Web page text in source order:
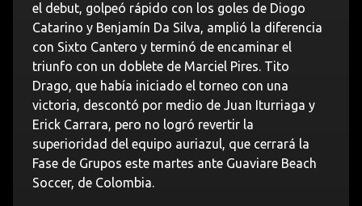
el debut, golpeó rápido con los goles de Diogo
Catarino y Benjamín Da Silva, amplió la diferencia
con Sixto Cantero y terminó de encaminar el
triunfo con un doblete de Marciel Pires. Tito
Drago, que había iniciado el torneo con una
victoria, descontó por medio de Juan Iturriaga y
Erick Carrara, pero no logró revertir la
superioridad del equipo auriazul, que cerrará la
Fase de Grupos este martes ante Guaviare Beach
Soccer, de Colombia.